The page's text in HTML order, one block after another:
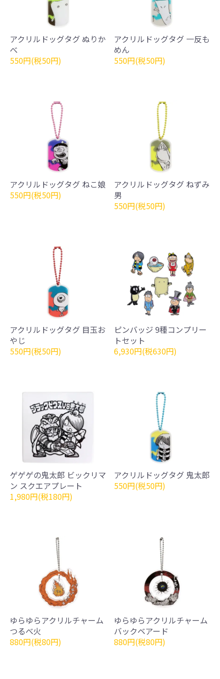
アクリルドッグタグ ぬりか
べ
550円(税50円)
アクリルドッグタグ 一反も
めん
550円(税50円)
アクリルドッグタグ ねこ娘
550円(税50円)
アクリルドッグタグ ねずみ
男
550円(税50円)
アクリルドッグタグ 目玉お
やじ
550円(税50円)
ピンバッジ 9種コンプリー
トセット
6,930円(税630円)
ゲゲゲの鬼太郎 ビックリマ
ン スクエアプレート
1,980円(税180円)
アクリルドッグタグ 鬼太郎
550円(税50円)
ゆらゆらアクリルチャーム
つるべ火
880円(税80円)
ゆらゆらアクリルチャーム
バックベアード
880円(税80円)